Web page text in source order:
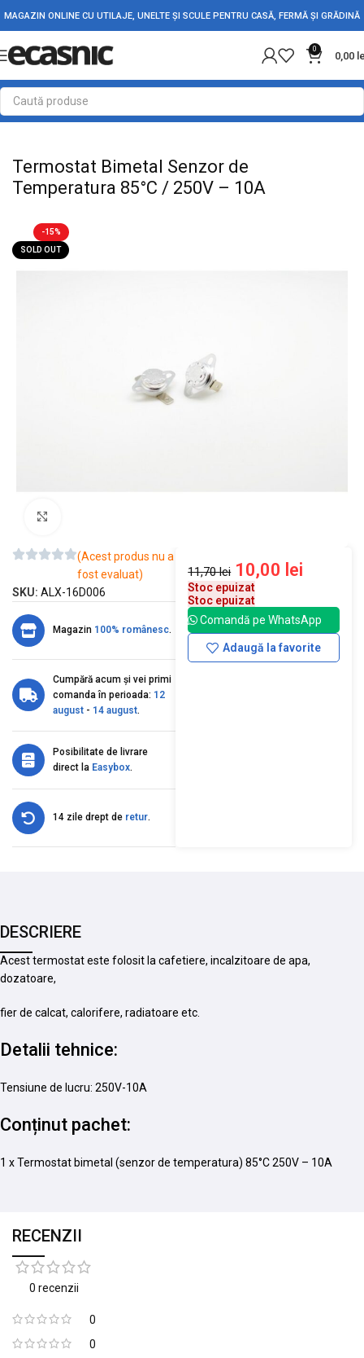
MAGAZIN ONLINE CU UTILAJE, UNELTE ȘI SCULE PENTRU CASĂ, FERMĂ ȘI GRĂDINĂ
0
0,00
Prima pagină Electrice Termostate & Protectii
Termostat Bimetal Senzor de
Temperatura 85°C / 250V – 10A
-15%
SOLD OUT
(Acest produs nu a
fost evaluat)
SKU: ALX-16D006
Magazin 100% românesc.
Cumpără acum și vei primi
comanda în perioada: 12
august - 14 august.
Posibilitate de livrare
direct la Easybox.
14 zile drept de retur.
11,70lei 10,00 lei
Stoc epuizat
Stoc epuizat
Comandă pe WhatsApp
Adaugă la favorite
DESCRIERE
Acest termostat este folosit la cafetiere, incalzitoare de apa,
dozatoare,
fier de calcat, calorifere, radiatoare etc.
Detalii tehnice:
Tensiune de lucru: 250V-10A
Conținut pachet:
1 x Termostat bimetal (senzor de temperatura) 85°C 250V – 10A
RECENZII
0 recenzii
0
0